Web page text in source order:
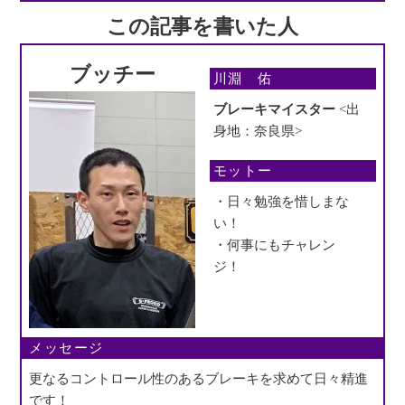
この記事を書いた人
ブッチー 川淵 佑
ブレーキマイスター<出
身地：奈良県>
モットー
・日々勉強を惜しまな
い！
・何事にもチャレン
ジ！
メッセージ
更なるコントロール性のあるブレーキを求めて日々精進
です！